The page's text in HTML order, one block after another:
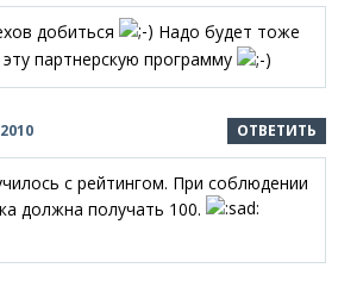
добиться
Надо будет тоже
партнерскую программу
ОТВЕТИТЬ
с рейтингом. При соблюдении
должна получать 100.